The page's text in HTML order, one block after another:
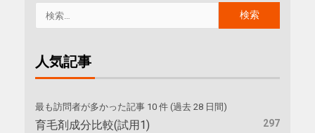
人気記事
最も訪問者が多かった記事 10 件 (過去 28 日間)
育毛剤成分比較(試用1) 297